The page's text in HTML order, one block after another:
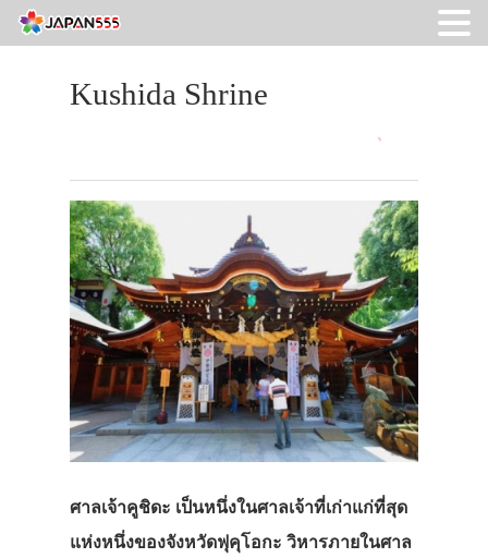
Kushida Shrine
ศาลเจ้าคูชิดะ เป็นหนึ่งในศาลเจ้าที่เก่าแก่ที่สุด
แห่งหนึ่งของจังหวัดฟุคุโอกะ วิหารภายในศาล